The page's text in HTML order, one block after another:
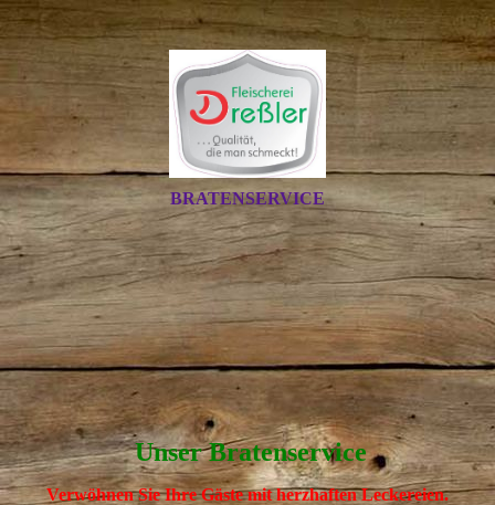
BRATENSERVICE
Unser Bratenservice
Verwöhnen Sie Ihre Gäste mit herzhaften Leckereien.